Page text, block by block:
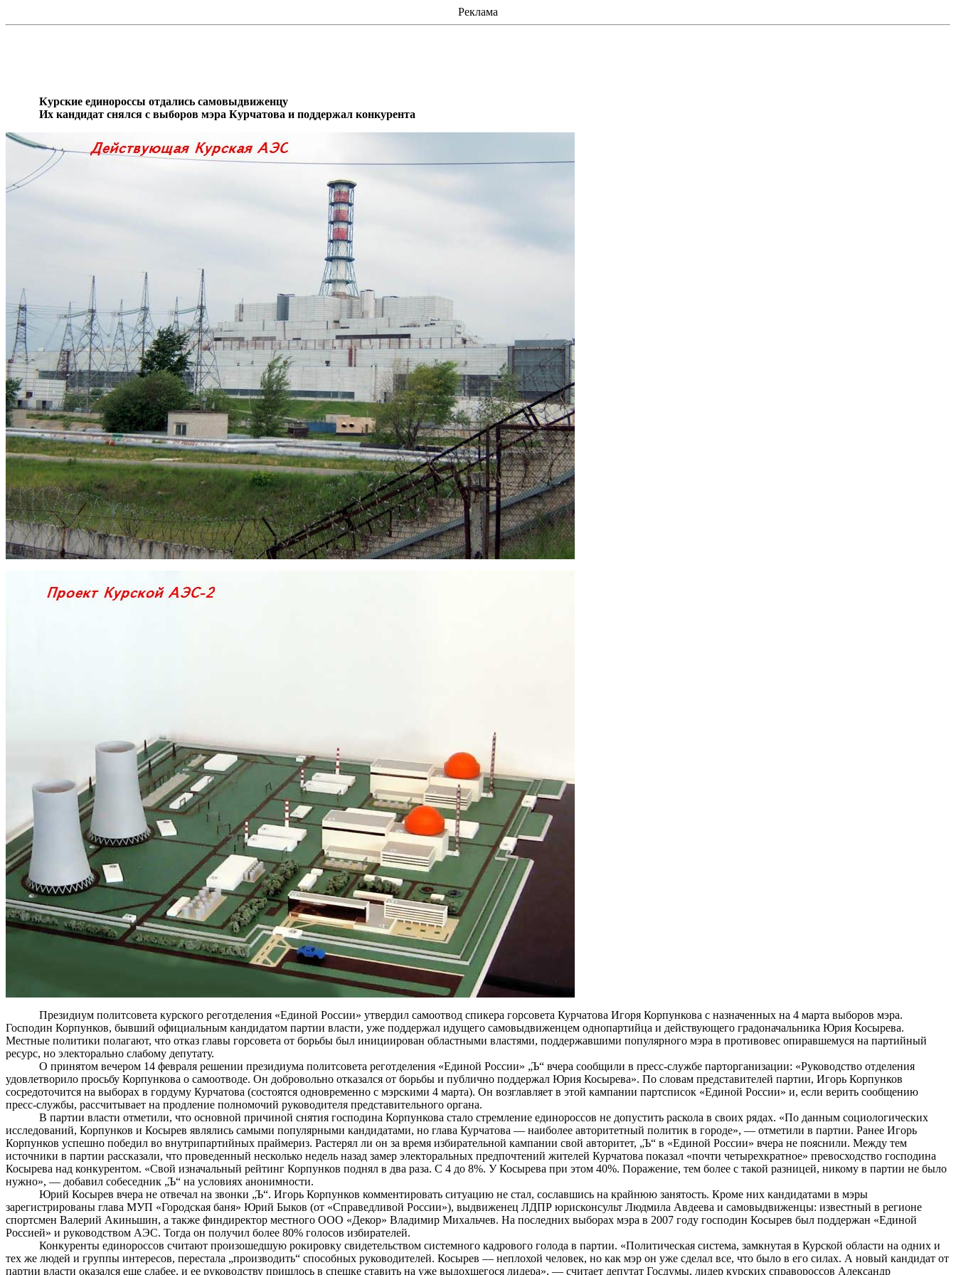
Реклама
Курские единороссы отдались самовыдвиженцу
Их кандидат снялся с выборов мэра Курчатова и поддержал конкурента
Президиум политсовета курскогореготделения «Единой России» утвердил самоотвод спикера горсовета Курчатова ИгоряКорпункова с назначенных на 4 марта выборов мэра.
Господин Корпунков, бывший официальным кандидатом партии власти, уже поддержал идущего самовыдвиженцем однопартийца и действующего градоначальника Юрия Косырева.
Местные политики полагают, что отказ главы горсовета от борьбы был инициирован областными властями, поддержавшими популярного мэра в противовес опиравшемуся на партийный
ресурс, но электорально слабому депутату.
О принятом вечером 14 февраля решении президиума политсоветареготделения «Единой России» „Ъ“ вчера сообщили в пресс-службе парторганизации: «Руководство отделения
удовлетворило просьбу Корпункова о самоотводе. Он добровольно отказался от борьбы и публично поддержал Юрия Косырева». По словам представителей партии, Игорь Корпунков
сосредоточится на выборах в гордуму Курчатова (состоятся одновременно с мэрскими 4 марта). Он возглавляет в этой кампании партсписок «Единой России» и, если верить сообщению
пресс-службы, рассчитывает на продление полномочий руководителя представительного органа.
В партии власти отметили, что основной причиной снятия господинаКорпункова стало стремлениеединороссов не допустить раскола в своих рядах. «По данным социологических
исследований, Корпунков и Косырев являлись самыми популярными кандидатами, но глава Курчатова — наиболее авторитетный политик в городе», — отметили в партии. Ранее Игорь
Корпунков успешно победил во внутрипартийных праймериз. Растерял ли он за время избирательной кампании свой авторитет, „Ъ“ в «Единой России» вчера не пояснили. Между тем
источники в партии рассказали, что проведенный несколько недель назад замер электоральных предпочтений жителей Курчатова показал «почти четырехкратное» превосходство господина
Косырева над конкурентом. «Свой изначальный рейтинг Корпунков поднял в два раза. С 4 до 8%. УКосырева при этом 40%. Поражение, тем более с такой разницей, никому в партии не было
нужно», — добавил собеседник „Ъ“ на условиях анонимности.
ЮрийКосырев вчера не отвечал на звонки „Ъ“. ИгорьКорпунков комментировать ситуацию не стал, сославшись на крайнюю занятость. Кроме них кандидатами в мэры
зарегистрированы глава МУП «Городская баня» Юрий Быков (от «Справедливой России»), выдвиженец ЛДПР юрисконсульт Людмила Авдеева и самовыдвиженцы: известный в регионе
спортсмен Валерий Акиньшин, а также финдиректор местного ООО «Декор» Владимир Михальчев. На последних выборах мэра в 2007 году господин Косырев был поддержан «Единой
Россией» и руководством АЭС. Тогда он получил более 80% голосов избирателей.
Конкурентыединороссов считают произошедшую рокировку свидетельством системного кадрового голода в партии. «Политическая система, замкнутая в Курской области на одних и
тех же людей и группы интересов, перестала „производить“ способных руководителей. Косырев — неплохой человек, но как мэр он уже сделал все, что было в его силах. А новый кандидат от
партии власти оказался еще слабее, и ее руководству пришлось в спешке ставить на уже выдохшегося лидера», — считает депутат Госдумы, лидер курских справороссов Александр